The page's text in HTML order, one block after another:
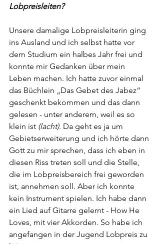
Lobpreisleiten?
Unsere damalige Lobpreisleiterin ging
ins Ausland und ich selbst hatte vor
dem Studium ein halbes Jahr frei und
konnte mir Gedanken über mein
Leben machen. Ich hatte zuvor einmal
das Büchlein „Das Gebet des Jabez“
geschenkt bekommen und das dann
gelesen - unter anderem, weil es so
klein ist (lacht). Da geht es ja um
Gebietserweiterung und ich hörte dann
Gott zu mir sprechen, dass ich eben in
diesen Riss treten soll und die Stelle,
die im Lobpreisbereich frei geworden
ist, annehmen soll. Aber ich konnte
kein Instrument spielen. Ich habe dann
ein Lied auf Gitarre gelernt - How He
Loves, mit vier Akkorden. So habe ich
angefangen in der Jugend Lobpreis zu